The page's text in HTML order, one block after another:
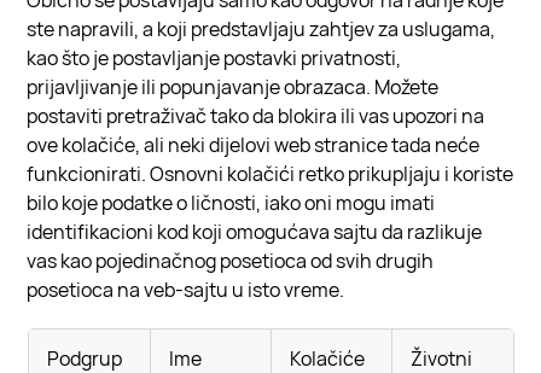
ste napravili, a koji predstavljaju zahtjev za uslugama,
kao što je postavljanje postavki privatnosti,
prijavljivanje ili popunjavanje obrazaca. Možete
postaviti pretraživač tako da blokira ili vas upozori na
ove kolačiće, ali neki dijelovi web stranice tada neće
funkcionirati. Osnovni kolačići retko prikupljaju i koriste
bilo koje podatke o ličnosti, iako oni mogu imati
identifikacioni kod koji omogućava sajtu da razlikuje
vas kao pojedinačnog posetioca od svih drugih
posetioca na veb-sajtu u isto vreme.
Podgrup
Ime
Kolačiće
Životni